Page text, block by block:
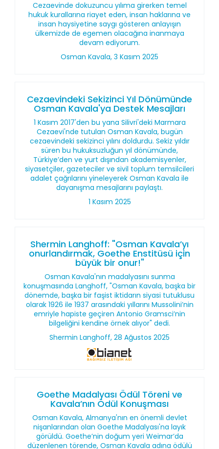
Cezaevinde dokuzuncu yılıma girerken temel
hukuk kurallarına riayet eden, insan haklarına ve
insan haysiyetine saygı gösteren anlayışın
ülkemizde de egemen olacağına inanmaya
devam ediyorum.
Osman Kavala, 3 Kasım 2025
Cezaevindeki Sekizinci Yıl Dönümünde
Osman Kavala'ya Destek Mesajları
1 Kasım 2017'den bu yana Silivri'deki Marmara
Cezaevi'nde tutulan Osman Kavala, bugün
cezaevindeki sekizinci yılını doldurdu. Sekiz yıldır
süren bu hukuksuzluğun yıl dönümünde,
Türkiye’den ve yurt dışından akademisyenler,
siyasetçiler, gazeteciler ve sivil toplum temsilcileri
adalet çağrılarını yineleyerek Osman Kavala ile
dayanışma mesajlarını paylaştı.
1 Kasım 2025
Shermin Langhoff: "Osman Kavala’yı
onurlandırmak, Goethe Enstitüsü için
büyük bir onur!"
Osman Kavala'nın madalyasını sunma
konuşmasında Langhoff, "Osman Kavala, başka bir
dönemde, başka bir faşist iktidarın siyasi tutuklusu
olarak 1926 ile 1937 arasındaki yıllarını Mussolini’nin
emriyle hapiste geçiren Antonio Gramsci’nin
bilgeliğini kendine örnek alıyor" dedi.
Shermin Langhoff, 28 Ağustos 2025
Goethe Madalyası Ödül Töreni ve
Kavala’nın Ödül Konuşması
Osman Kavala, Almanya'nın en önemli devlet
nişanlarından olan Goethe Madalyası'na layık
görüldü. Goethe’nin doğum yeri Weimar’da
düzenlenen törende, Osman Kavala adına ödülü